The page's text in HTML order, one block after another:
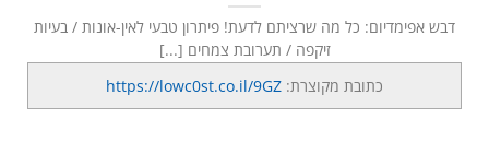
דבש אפימדיום: כל מה שרציתם לדעת! פיתרון טבעי לאין-אונות / בעיות
זיקפה / תערובת צמחים [...]
כתובת מקוצרת: https://lowc0st.co.il/9GZ